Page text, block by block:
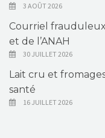
3 AOÛT 2026
Courriel
et de l’ANAH
30 JUILLET 2026
Lait cru et
santé
16 JUILLET 2026